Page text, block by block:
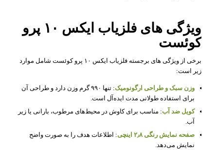
ویژگی‌ های فلزیاب ایکس ۱۰ پرو
کوئست
برخی از ویژگی های برجسته فلزیاب ایکس ۱۰ پرو کوئست شامل موارد
زیر است:
وزن سبک و طراحی ارگونومیک
: تنها ۹۹۰ گرم وزن دارد و طراحی آن
برای استفاده طولانی مدت ایده‌آل است.
کویل ضد آب: مناسب برای کاوش در محیط‌های مرطوب، بارانی یا زیر
آب.
صفحه نمایش رنگی ۲٫۸ اینچی
: اطلاعات هدف را به صورت واضح
نمایش می‌دهد.